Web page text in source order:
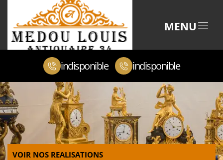
MENU
indisponible indisponible
VOIR NOS REALISATIONS